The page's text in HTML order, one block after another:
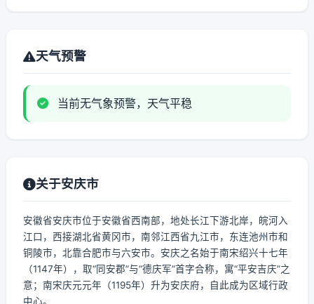
天气预警
当前无气象预警，天气平稳
关于安庆市
安徽省安庆市位于安徽省西南部，地处长江下游北岸，皖河入
江口，西接湖北省黄冈市，南邻江西省九江市，东连池州市和
铜陵市，北靠合肥市与六安市。安庆之名始于南宋绍兴十七年
（1147年），取“同安郡”与“德庆军”首字合称，寓“平安吉庆”之
意；南宋庆元元年（1195年）升为安庆府，自此成为区域行政
中心。